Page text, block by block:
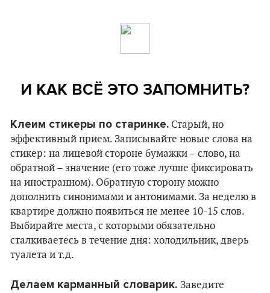
И КАК ВСЁ ЭТО ЗАПОМНИТЬ?
Клеим стикеры по старинке. Старый, но
эффективный прием. Записывайте новые слова на
стикер: на лицевой стороне бумажки – слово, на
обратной – значение (его тоже лучше фиксировать
на иностранном). Обратную сторону можно
дополнить синонимами и антонимами. За неделю в
квартире должно появиться не менее 10-15 слов.
Выбирайте места, с которыми обязательно
сталкиваетесь в течение дня: холодильник, дверь
туалета и т.д.
Делаем карманный словарик. Заведите